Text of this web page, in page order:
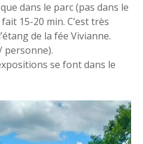
dans le parc (pas dans le
15-20 min. C’est très
de la fée Vivianne.
personne).
se font dans le